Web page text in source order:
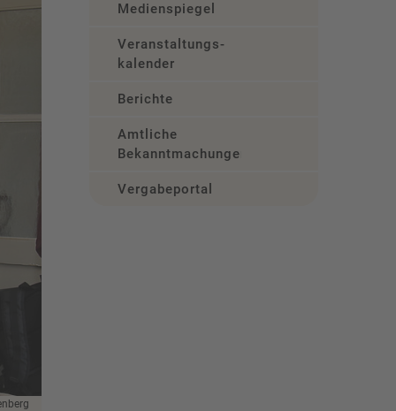
Medienspiegel
Veranstaltungs­
kalender
Berichte
Amtliche
Bekanntmachungen
Vergabeportal